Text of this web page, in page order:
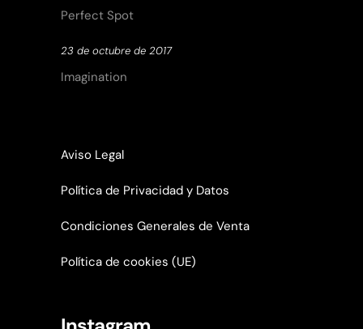
Perfect Spot
23 de octubre de 2017
Imagination
Aviso Legal
Política de Privacidad y Datos
Condiciones Generales de Venta
Política de cookies (UE)